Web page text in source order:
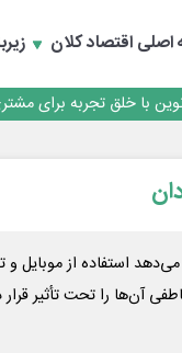
اقتصاد کلان
مرکزی منصوب شد
پایدار، درآمدهای
با خلق تجربه برای
تأسیس بانک
مرکزی منصوب شد
پایدار، درآمدهای
استفاده از موبایل و
آن‌ها را تحت تأثیر